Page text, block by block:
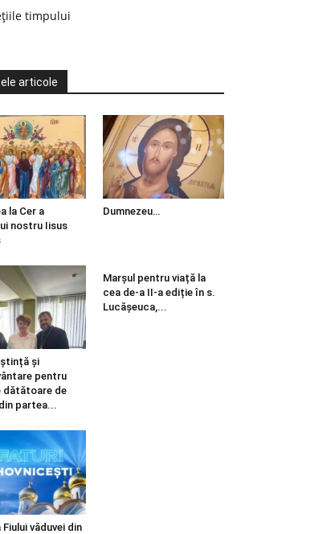
timpului
articole
la Cer a
nostru Iisus
Dumnezeu…
și
pentru
dătătoare de
partea...
Marșul pentru viață la
cea de-a II-a ediție în s.
Lucășeuca,...
Fiului văduvei din